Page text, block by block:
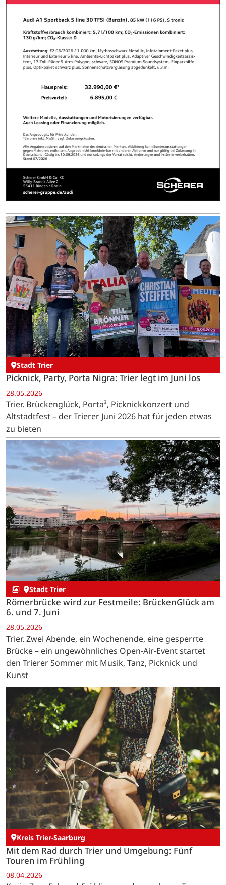
Stadt Trier
Picknick, Party, Porta Nigra: Trier legt im Juni los
28.05.2026
Trier. Brückenglück, Porta³, Picknickkonzert und
Altstadtfest – der Trierer Juni 2026 hat für jeden etwas
zu bieten
Stadt Trier
Römerbrücke wird zur Festmeile: BrückenGlück am
6. und 7. Juni
28.05.2026
Trier. Zwei Abende, ein Wochenende, eine gesperrte
Brücke – ein ungewöhnliches Open-Air-Event startet
den Trierer Sommer mit Musik, Tanz, Picknick und
Kunst
Kreis Trier-Saarburg
Mit dem Rad durch Trier und Umgebung: Fünf
Touren im Frühling
08.04.2026